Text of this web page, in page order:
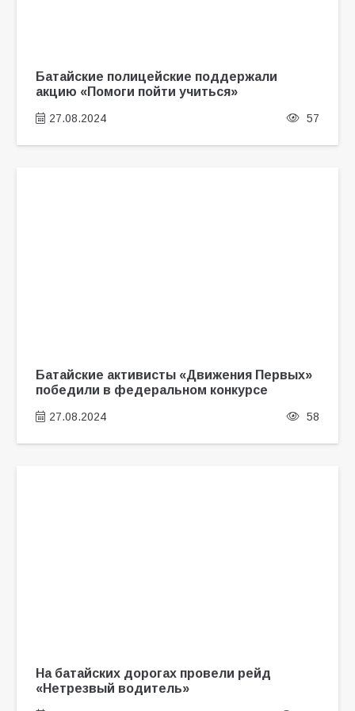
Батайские полицейские поддержали
акцию «Помоги пойти учиться»
27.08.2024 57
Батайские активисты «Движения Первых»
победили в федеральном конкурсе
27.08.2024 58
На батайских дорогах провели рейд
«Нетрезвый водитель»